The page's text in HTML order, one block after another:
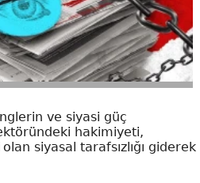
ve siyasi güç
hakimiyeti,
siyasal tarafsızlığı giderek